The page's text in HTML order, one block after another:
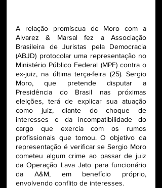
A relação promíscua de Moro com a
Alvarez & Marsal fez a Associação
Brasileira de Juristas pela Democracia
(ABJD) protocolar uma representação no
Ministério Público Federal (MPF) contra o
ex-juiz, na última terça-feira (25). Sergio
Moro, que pretende disputar a
Presidência do Brasil nas próximas
eleições, terá de explicar sua atuação
como juiz, diante do choque de
interesses e da incompatibilidade do
cargo que exercia com os rumos
profissionais que tomou. O objetivo da
representação é verificar se Sergio Moro
cometeu algum crime ao passar de juiz
da Operação Lava Jato para funcionário
da A&M, em benefício próprio,
envolvendo conflito de interesses.